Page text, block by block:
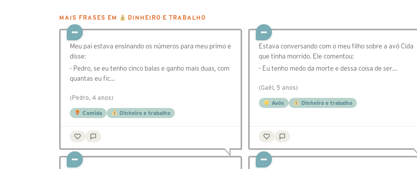
MAIS FRASES EM DINHEIRO E TRABALHO
Meu pai estava ensinando os números para meu primo e
disse:
- Pedro, se eu tenho cinco balas e ganho mais duas, com
quantas eu fic…
(Pedro, 4 anos)
Comida Dinheiro e trabalho
Estava conversando com o meu filho sobre a avó Cida
que tinha morrido. Ele comentou:
- Eu tenho medo da morte e dessa coisa de ser…
(Gaël, 5 anos)
Avós Dinheiro e trabalho